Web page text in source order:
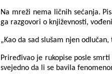
Na mreži nema ličnih sećanja.
ga razgovori o književnosti,
„Kao da sad slušam njen odlučan,
Priređivao je rukopise posle
svejedno da li se bavila